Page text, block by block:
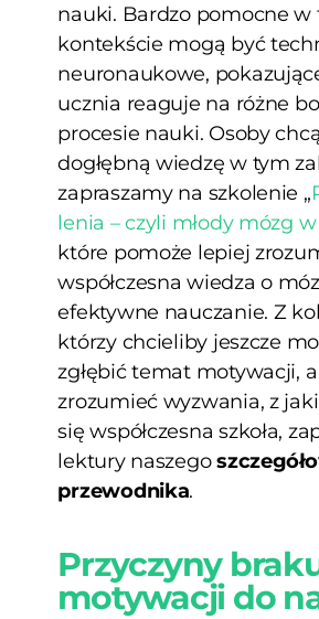
nauki. Bardzo pomocne w
kontekście mogą być
neuronaukowe,
ucznia reaguje na różne
procesie nauki. Osoby
dogłębną wiedzę w tym
zapraszamy na szkolenie „
lenia – czyli młody mózg
które pomoże lepiej
współczesna wiedza o
efektywne nauczanie. Z
którzy chcieliby jeszcze
zgłębić temat motywacji,
zrozumieć wyzwania, z
się współczesna szkoła,
lektury naszego
przewodnika.
Przyczyny
motywacji do